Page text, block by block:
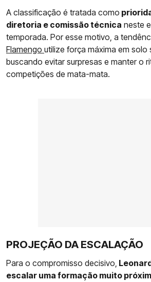
A classificação é tratada como
diretoria e comissão técnica neste
temporada. Por esse motivo, a
Flamengo utilize força máxima em
buscando evitar surpresas e manter o
competições de mata-mata.
PROJEÇÃO DA ESCALAÇÃO
Para o compromisso decisivo,
escalar uma formação muito